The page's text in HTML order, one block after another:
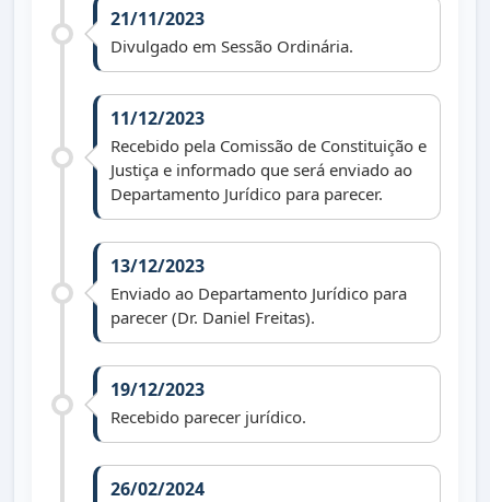
21/11/2023
Divulgado em Sessão Ordinária.
11/12/2023
Recebido pela Comissão de Constituição e
Justiça e informado que será enviado ao
Departamento Jurídico para parecer.
13/12/2023
Enviado ao Departamento Jurídico para
parecer (Dr. Daniel Freitas).
19/12/2023
Recebido parecer jurídico.
26/02/2024